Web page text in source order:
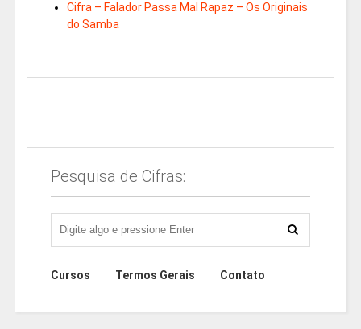
Cifra – Falador Passa Mal Rapaz – Os Originais
do Samba
Pesquisa de Cifras:
Cursos Termos Gerais Contato